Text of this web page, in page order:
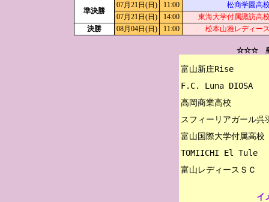
準決勝
07月21日(日) 11:00
松商学園高
07月21日(日)
14:00
東海大学付属諏訪高
決勝
08月04日(日) 11:00 松本山雅レディー
☆☆☆ 皇
富山新庄Rise
F.C. Luna DIOSA
高岡商業高校
スフィーリアガール呉
富山国際大学付属高校
TOMIICHI El Tule
イ